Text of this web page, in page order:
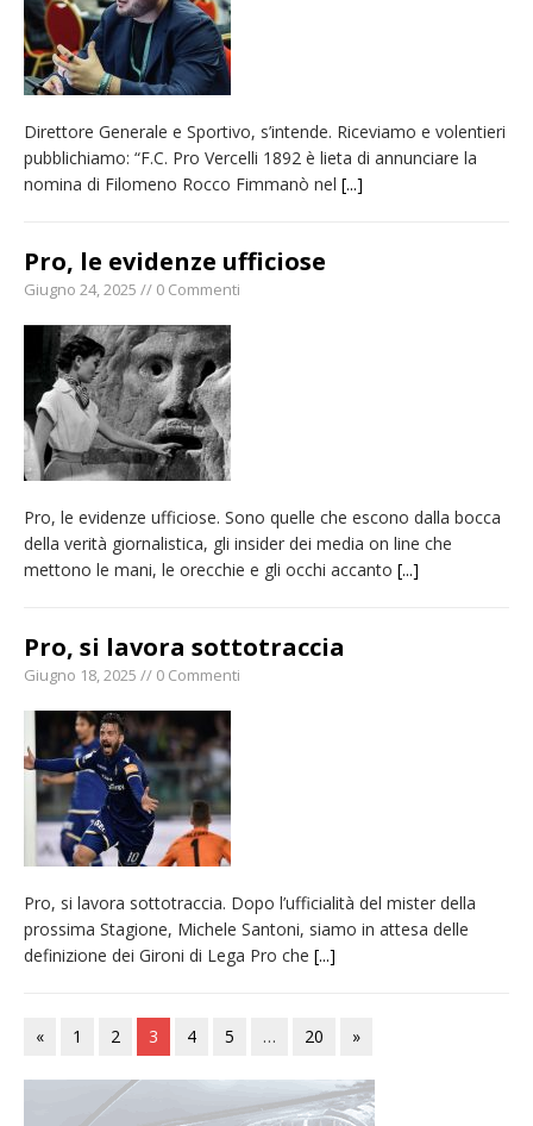
Direttore Generale e Sportivo, s’intende. Riceviamo e volentieri
pubblichiamo: “F.C. Pro Vercelli 1892 è lieta di annunciare la
nomina di Filomeno Rocco Fimmanò nel [...]
Pro, le evidenze ufficiose
Giugno 24, 2025 // 0 Commenti
Pro, le evidenze ufficiose. Sono quelle che escono dalla bocca
della verità giornalistica, gli insider dei media on line che
mettono le mani, le orecchie e gli occhi accanto [...]
Pro, si lavora sottotraccia
Giugno 18, 2025 // 0 Commenti
Pro, si lavora sottotraccia. Dopo l’ufficialità del mister della
prossima Stagione, Michele Santoni, siamo in attesa delle
definizione dei Gironi di Lega Pro che [...]
« 1 2 3 4 5 … 20 »